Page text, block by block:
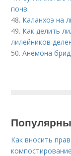
почв
48. Каланхоэ на
49. Как делить
лилейников
50.Анемона
Как вносить